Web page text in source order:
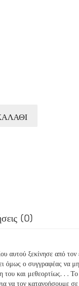
(0)
αυτού ξεκίνησε από
ο συγγραφέας να
του και μεθεορτίως. . .
να τον κατανοήσουμε